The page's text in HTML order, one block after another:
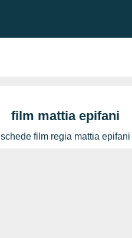
film mattia epifani
schede film regia mattia epifani